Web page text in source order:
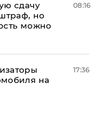
сдачу
но
можно
08:16
на
17:36